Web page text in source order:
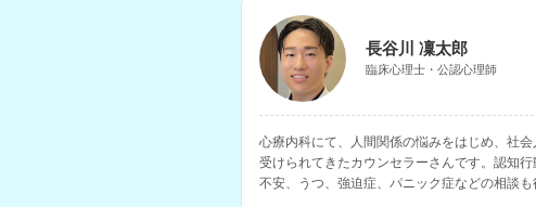
長谷川 凜太郎
臨床心理士・公認心理師
心療内科にて、人間関係の悩みをはじめ、社
受けられてきたカウンセラーさんです。認知
不安、うつ、強迫症、パニック症などの相談も